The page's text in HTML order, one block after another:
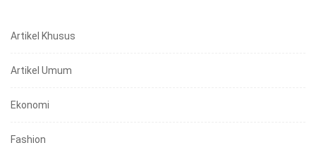
Artikel Khusus
Artikel Umum
Ekonomi
Fashion